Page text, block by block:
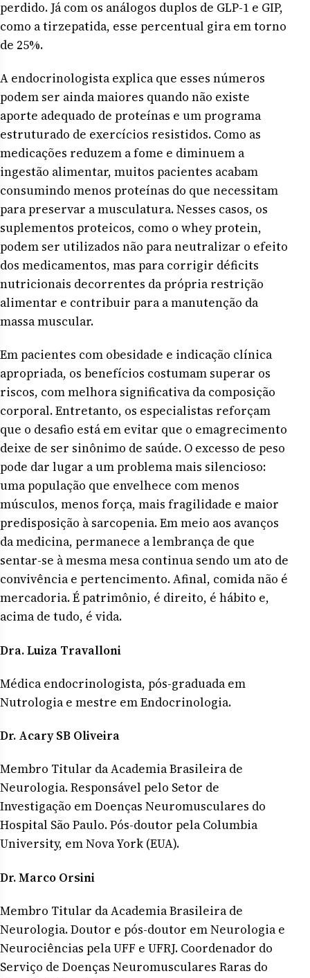
perdido. Já com os análogos duplos de GLP-1 e GIP,
como a tirzepatida, esse percentual gira em torno
de 25%.
A endocrinologista explica que esses números
podem ser ainda maiores quando não existe
aporte adequado de proteínas e um programa
estruturado de exercícios resistidos. Como as
medicações reduzem a fome e diminuem a
ingestão alimentar, muitos pacientes acabam
consumindo menos proteínas do que necessitam
para preservar a musculatura. Nesses casos, os
suplementos proteicos, como o whey protein,
podem ser utilizados não para neutralizar o efeito
dos medicamentos, mas para corrigir déficits
nutricionais decorrentes da própria restrição
alimentar e contribuir para a manutenção da
massa muscular.
Em pacientes com obesidade e indicação clínica
apropriada, os benefícios costumam superar os
riscos, com melhora significativa da composição
corporal. Entretanto, os especialistas reforçam
que o desafio está em evitar que o emagrecimento
deixe de ser sinônimo de saúde. O excesso de peso
pode dar lugar a um problema mais silencioso:
uma população que envelhece com menos
músculos, menos força, mais fragilidade e maior
predisposição à sarcopenia. Em meio aos avanços
da medicina, permanece a lembrança de que
sentar-se à mesma mesa continua sendo um ato de
convivência e pertencimento. Afinal, comida não é
mercadoria. É patrimônio, é direito, é hábito e,
acima de tudo, é vida.
Dra. Luiza Travalloni
Médica endocrinologista, pós-graduada em
Nutrologia e mestre em Endocrinologia.
Dr. Acary SB Oliveira
Membro Titular da Academia Brasileira de
Neurologia. Responsável pelo Setor de
Investigação em Doenças Neuromusculares do
Hospital São Paulo. Pós-doutor pela Columbia
University, em Nova York (EUA).
Dr. Marco Orsini
Membro Titular da Academia Brasileira de
Neurologia. Doutor e pós-doutor em Neurologia e
Neurociências pela UFF e UFRJ. Coordenador do
Serviço de Doenças Neuromusculares Raras do